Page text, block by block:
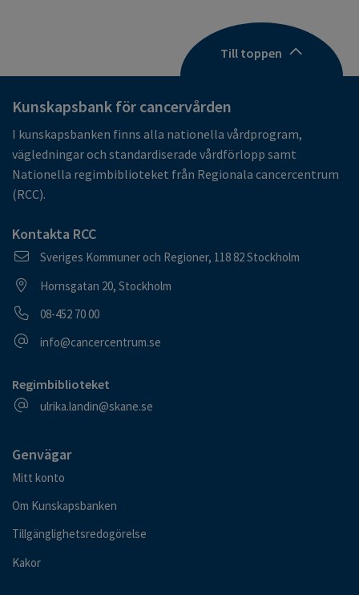
Till toppen
Kunskapsbank för cancervården
I kunskapsbanken finns alla nationella vårdprogram,
vägledningar och standardiserade vårdförlopp samt
Nationella regimbiblioteket från Regionala cancercentrum
(RCC).
Kontakta RCC
Postadress
Sveriges Kommuner och Regioner, 118 82 Stockholm
Besöksadress
Hornsgatan 20, Stockholm
Telefonnummer
08-452 70 00
E-postadress
info@cancercentrum.se
Regimbiblioteket
E-postadress
ulrika.landin@skane.se
Genvägar
Mitt konto
Om Kunskapsbanken
Tillgänglighetsredogörelse
Kakor